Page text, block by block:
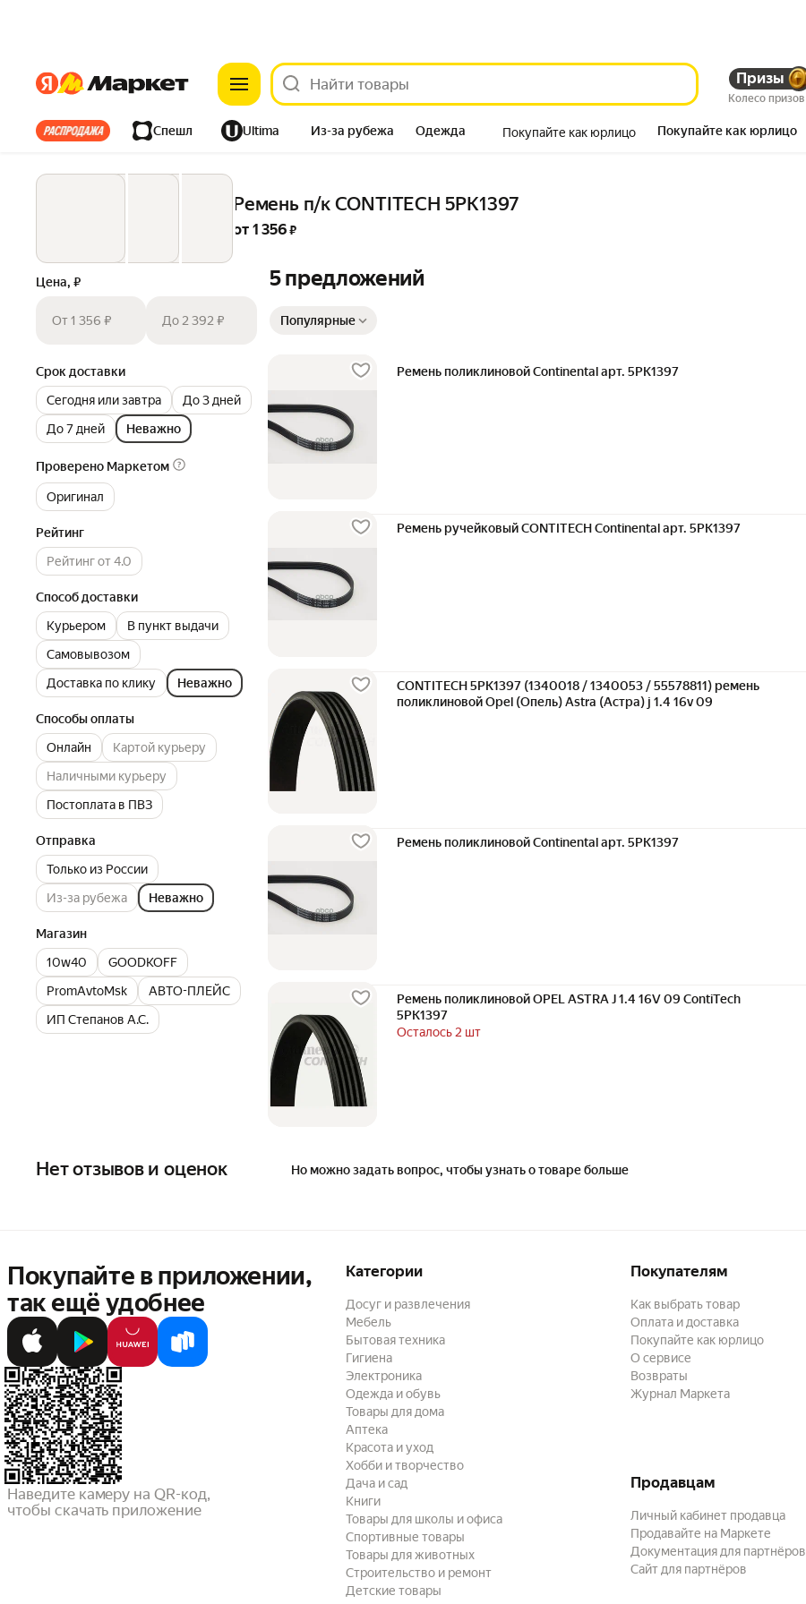
ЯндексЯндекс Призы
Колесо призов
Все хиты Спешл Ultima Из-за рубежа Одежда
Дом Ремонт Детям Красота
Покупайте как юрлицо Покупайте как юрлицо
Ремень п/к CONTITECH 5PK1397
от 1 356 ₽
Цена, ₽
От 1 356 ₽ До 2 392 ₽
Срок доставки
Сегодня или завтра
До 3 дней
До 7 дней
Неважно
Проверено Маркетом
Оригинал
Рейтинг
Рейтинг от 4.0
Способ доставки
Курьером
В пункт выдачи
Самовывозом
Доставка по клику
Неважно
Способы оплаты
Онлайн
Картой курьеру
Наличными курьеру
Постоплата в ПВЗ
Отправка
Только из России
Из-за рубежа
Неважно
Магазин
10w40
GOODKOFF
PromAvtoMsk
АВТО-ПЛЕЙС
ИП Степанов А.С.
5 предложений
Популярные
Ремень поликлиновой Continental арт. 5PK1397
Ремень ручейковый CONTITECH Continental арт. 5PK1397
CONTITECH 5PK1397 (1340018 / 1340053 / 55578811) ремень
поликлиновой Opel (Опель) Astra (Астра) j 1.4 16v 09
Ремень поликлиновой Continental арт. 5PK1397
Ремень поликлиновой OPEL ASTRA J 1.4 16V 09 ContiTech
5PK1397
Осталось 2 шт
Нет отзывов и оценок Но можно задать вопрос, чтобы узнать о товаре больше
Покупайте в приложении,
так ещё удобнее
Наведите камеру на QR-код,
чтобы скачать приложение
Категории
Досуг и развлечения
Мебель
Бытовая техника
Гигиена
Электроника
Одежда и обувь
Товары для дома
Аптека
Красота и уход
Хобби и творчество
Дача и сад
Книги
Товары для школы и офиса
Спортивные товары
Товары для животных
Строительство и ремонт
Детские товары
Покупателям
Как выбрать товар
Оплата и доставка
Покупайте как юрлицо
О сервисе
Возвраты
Журнал Маркета
Продавцам
Личный кабинет продавца
Продавайте на Маркете
Документация для партнёров
Сайт для партнёров